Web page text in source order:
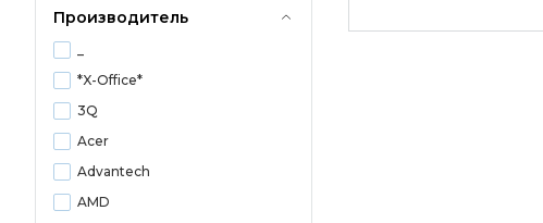
Производитель
*X-Office*
3Q
Acer
Advantech
AMD